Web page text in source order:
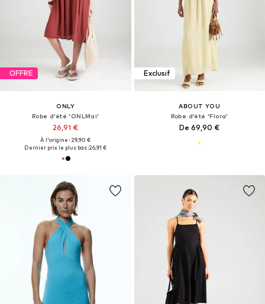
OFFRE
ONLY
Robe d’été 'ONLMai'
26,91 €
À l'origine : 29,90 €
Dernier prix le plus bas :26,91 €
Exclusif
ABOUT YOU
Robe d’été 'Flora'
De 69,90 €